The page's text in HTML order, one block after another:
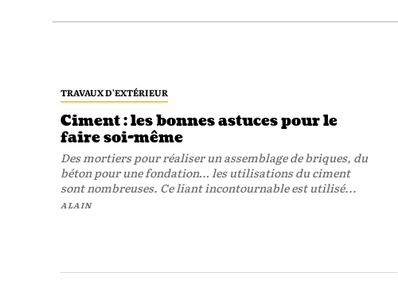
TRAVAUX D'EXTÉRIEUR
Ciment : les bonnes astuces pour le
faire soi-même
Des mortiers pour réaliser un assemblage de briques, du
béton pour une fondation… les utilisations du ciment
sont nombreuses. Ce liant incontournable est utilisé...
ALAIN